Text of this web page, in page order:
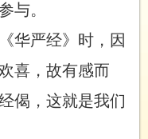
与。
华严经》时，因
喜，故有感而
偈，这就是我们